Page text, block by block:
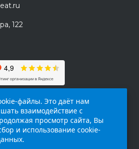
122
файлы. Это даёт нам
взаимодействие с
просмотр сайта, Вы
и использование cookie-